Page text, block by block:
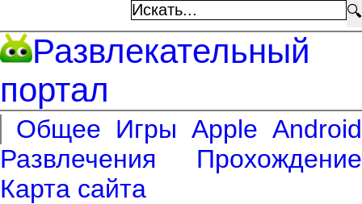
🔍
Развлекательный
портал
Общее Игры Apple Android
Развлечения
Прохождение
Карта сайта